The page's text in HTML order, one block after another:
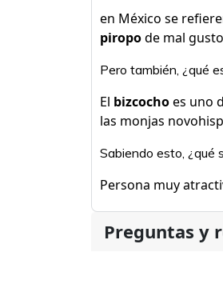
en México se
piropode mal
Pero también, ¿qué
El bizcochoes uno
las monjas
Sabiendo esto, ¿qué
Persona muy
Preguntas y